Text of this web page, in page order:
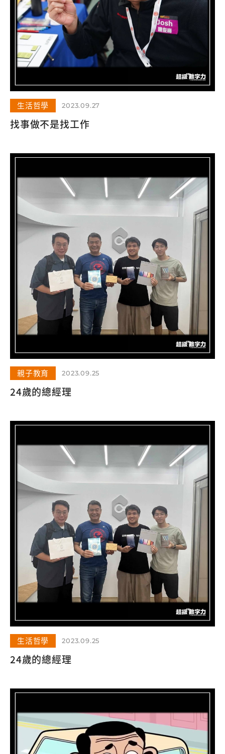
生活哲學 2023.09.27
找事做不是找工作
親子教育 2023.09.25
24歲的總經理
生活哲學 2023.09.25
24歲的總經理